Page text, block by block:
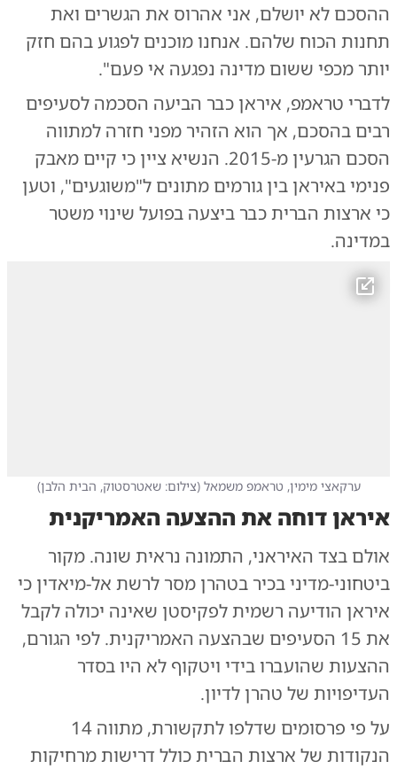
ההסכם לא יושלם, אני אהרוס את הגשרים ואת
תחנות הכוח שלהם. אנחנו מוכנים לפגוע בהם חזק
יותר מכפי ששום מדינה נפגעה אי פעם".
לדברי טראמפ, איראן כבר הביעה הסכמה לסעיפים
רבים בהסכם, אך הוא הזהיר מפני חזרה למתווה
הסכם הגרעין מ-2015. הנשיא ציין כי קיים מאבק
פנימי באיראן בין גורמים מתונים ל"משוגעים", וטען
כי ארצות הברית כבר ביצעה בפועל שינוי משטר
במדינה.
ערקאצי מימין, טראמפ משמאל (צילום: שאטרסטוק, הבית הלבן)
איראן דוחה את ההצעה האמריקנית
אולם בצד האיראני, התמונה נראית שונה. מקור
ביטחוני-מדיני בכיר בטהרן מסר לרשת אל-מיאדין כי
איראן הודיעה רשמית לפקיסטן שאינה יכולה לקבל
את 15 הסעיפים שבהצעה האמריקנית. לפי הגורם,
ההצעות שהועברו בידי ויטקוף לא היו בסדר
העדיפויות של טהרן לדיון.
על פי פרסומים שדלפו לתקשורת, מתווה 14
הנקודות של ארצות הברית כולל דרישות מרחיקות